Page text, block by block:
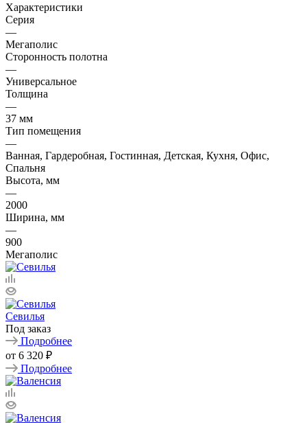
Характеристики
Серия
—
Мегаполис
Сторонность полотна
—
Универсальное
Толщина
—
37 мм
Тип помещения
—
Ванная, Гардеробная, Гостинная, Детская, Кухня, Офис,
Спальня
Высота, мм
—
2000
Ширина, мм
—
900
Мегаполис
Севилья
Под заказ
Подробнее
от 6 320 ₽
Подробнее